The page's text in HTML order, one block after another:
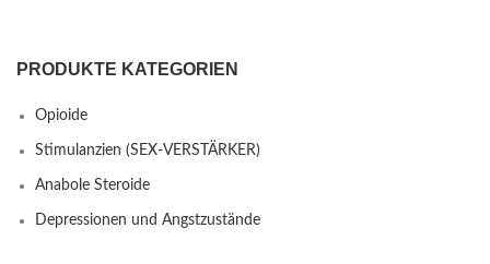
PRODUKTE KATEGORIEN
Opioide
Stimulanzien (SEX-VERSTÄRKER)
Anabole Steroide
Depressionen und Angstzustände